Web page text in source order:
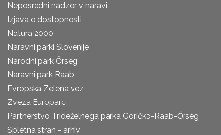
Neposredni nadzor v naravi
Izjava o dostopnosti
Natura 2000
Naravni parki Slovenije
Narodni park Őrseg
Naravni park Raab
Evropska Zelena vez
Zveza Europarc
Partnerstvo Trideželnega parka Goričko-Raab-Őrség
Spletna stran - arhiv